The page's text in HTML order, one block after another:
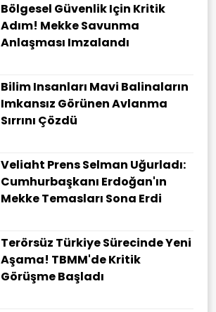
Bölgesel Güvenlik Için Kritik
Adım! Mekke Savunma
Anlaşması Imzalandı
Bilim Insanları Mavi Balinaların
Imkansız Görünen Avlanma
Sırrını Çözdü
Veliaht Prens Selman Uğurladı:
Cumhurbaşkanı Erdoğan'ın
Mekke Temasları Sona Erdi
Terörsüz Türkiye Sürecinde Yeni
Aşama! TBMM'de Kritik
Görüşme Başladı